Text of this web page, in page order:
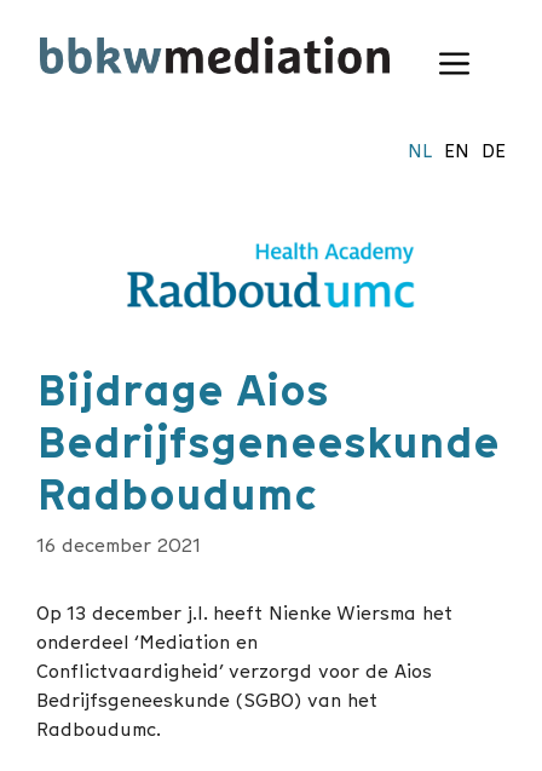
naar
NL EN DE
Menu
Bijdrage Aios
Bedrijfsgeneeskunde
Radboudumc
16 december 2021
Op 13 december j.l. heeft Nienke Wiersma het
onderdeel ‘Mediation en
Conflictvaardigheid’ verzorgd voor de Aios
Bedrijfsgeneeskunde (SGBO) van het
Radboudumc.